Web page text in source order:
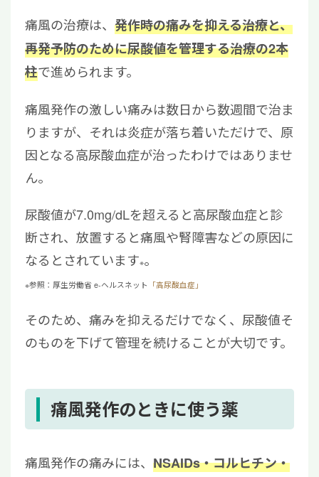
痛風の治療は、 発作時の痛みを抑える治療と、
再発予防のために尿酸値を管理する治療の2本
柱で進められます。
痛風発作の激しい痛みは数日から数週間で治ま
りますが、それは炎症が落ち着いただけで、原
因となる高尿酸血症が治ったわけではありませ
ん。
尿酸値が7.0mg/dLを超えると高尿酸血症と診
断され、放置すると痛風や腎障害などの原因に
なるとされています※。
※参照：厚生労働省 e-ヘルスネット 「高尿酸血症」
そのため、痛みを抑えるだけでなく、尿酸値そ
のものを下げて管理を続けることが大切です。
痛風発作のときに使う薬
痛風発作の痛みには、 NSAIDs・コルヒチン・